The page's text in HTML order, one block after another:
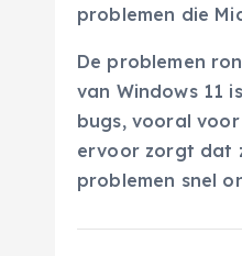
problemen die
De problemen
van Windows 11
bugs, vooral
ervoor zorgt dat
problemen snel